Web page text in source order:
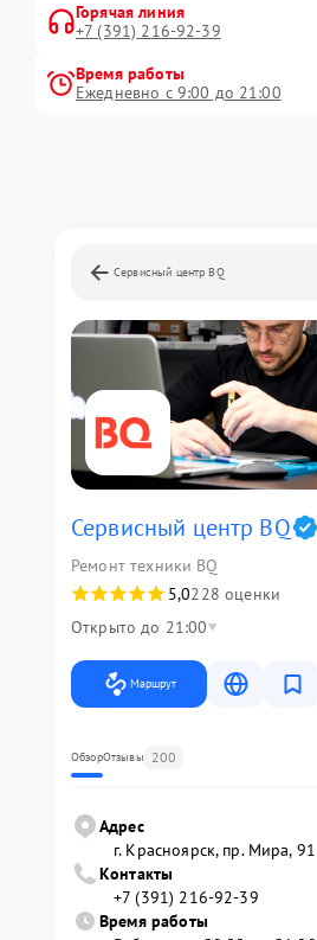
Горячая линия
+7 (391) 216-92-39
Время работы
Ежедневно с 9:00 до 21:00
Сервисный центр BQ
Сервисный центр BQ
Ремонт техники BQ
5,0228 оценки
Открыто до 21:00
Маршрут
ОбзорОтзывы 200
Адрес
г. Красноярск, ​пр. Мира, 91
Контакты
+7 (391) 216-92-39
Время работы